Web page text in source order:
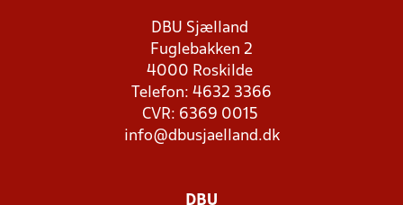
DBU Sjælland
Fuglebakken 2
4000 Roskilde
Telefon: 4632 3366
CVR: 6369 0015
info@dbusjaelland.dk
DBU